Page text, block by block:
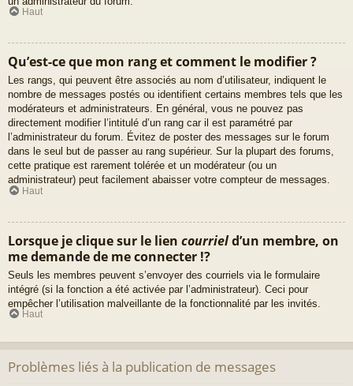
Haut
Qu’est-ce que mon rang et comment le modifier ?
Les rangs, qui peuvent être associés au nom d’utilisateur, indiquent le
nombre de messages postés ou identifient certains membres tels que les
modérateurs et administrateurs. En général, vous ne pouvez pas
directement modifier l’intitulé d’un rang car il est paramétré par
l’administrateur du forum. Évitez de poster des messages sur le forum
dans le seul but de passer au rang supérieur. Sur la plupart des forums,
cette pratique est rarement tolérée et un modérateur (ou un
administrateur) peut facilement abaisser votre compteur de messages.
Haut
Lorsque je clique sur le lien courrield’un membre, on
me demande de me connecter !?
Seuls les membres peuvent s’envoyer des courriels via le formulaire
intégré (si la fonction a été activée par l’administrateur). Ceci pour
empêcher l’utilisation malveillante de la fonctionnalité par les invités.
Haut
Problèmes liés à la publication de messages